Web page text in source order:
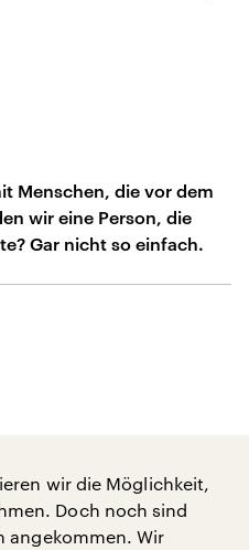
Menschen, die vor dem
wir eine Person, die
Gar nicht so einfach.
wir die Möglichkeit,
Doch noch sind
angekommen. Wir